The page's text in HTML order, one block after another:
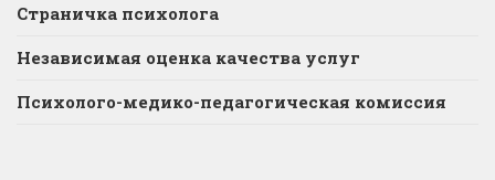
Страничка психолога
Независимая оценка качества услуг
Психолого-медико-педагогическая комиссия